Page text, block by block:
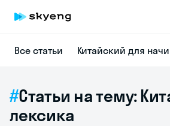
Все статьи Китайский для
Статьи на тему:
лексика